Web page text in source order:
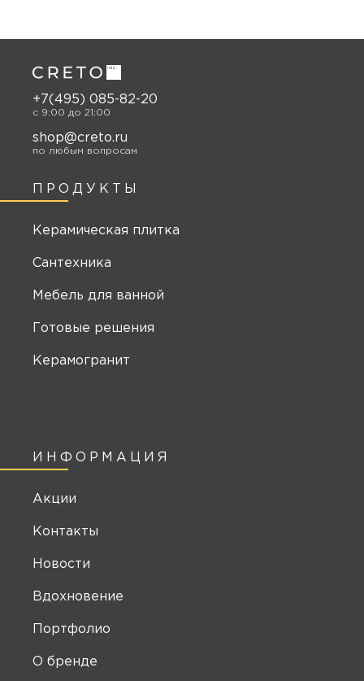
ИНФОРМАЦИЯ
Акции
Контакты
Новости
Вдохновение
Портфолио
О бренде
ПРОДУКТЫ
Керамическая плитка
Сантехника
Мебель для ванной
Готовые решения
Керамогранит
+7(495) 085-82-20
c 9:00 до 21:00
shop@creto.ru
по любым вопросам